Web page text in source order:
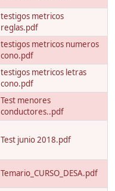
testigos metricos
reglas.pdf
testigos metricos numeros
cono.pdf
testigos metricos letras
cono.pdf
Test menores
conductores..pdf
Test junio 2018.pdf
Temario_CURSO_DESA.pdf